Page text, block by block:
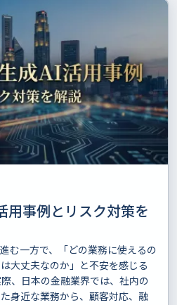
用事例とリスク対策を
む一方で、「どの業務に使えるの
大丈夫なのか」と不安を感じる
、日本の金融業界では、社内の
身近な業務から、顧客対応、融